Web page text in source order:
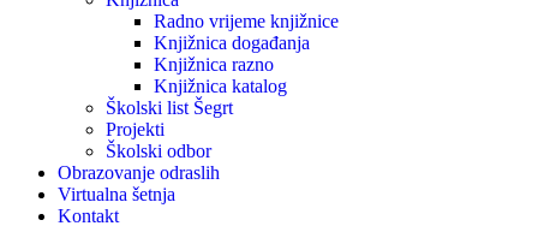
Radno vrijeme knjižnice
Knjižnica događanja
Knjižnica razno
Knjižnica katalog
Školski list Šegrt
Projekti
Školski odbor
Obrazovanje odraslih
Virtualna šetnja
Kontakt